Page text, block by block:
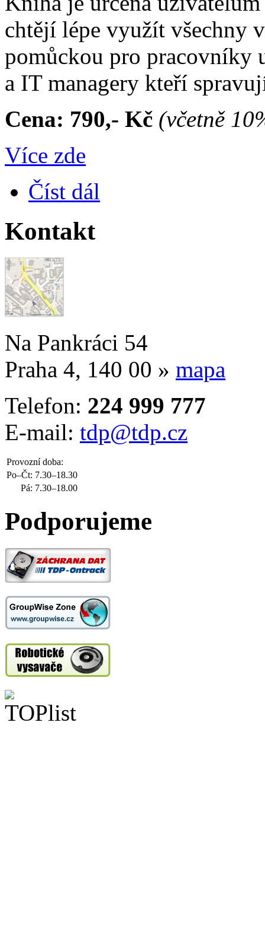
chtějí lépe využít všechny
pomůckou pro pracovníky
a IT managery kteří
Cena: 790,- Kč (včetně
Více zde
Číst dál
Kontakt
Na Pankráci 54
Praha 4, 140 00 » mapa
Telefon: 224 999 777
E-mail: tdp@tdp.cz
Provozní doba:
Po–Čt: 7.30–18.30
Pá: 7.30–18.00
Podporujeme